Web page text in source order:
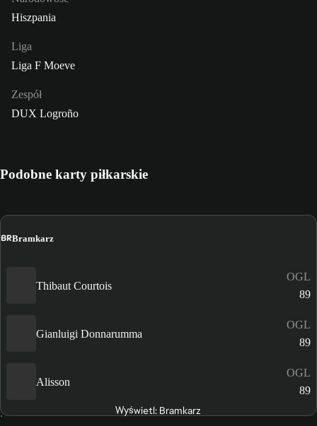
Hiszpania
Liga
Liga F Moeve
Zespół
DUX Logroño
Podobne karty piłkarskie
BRBramkarz
Thibaut Courtois
OGL
89
Gianluigi Donnarumma
OGL
89
Alisson
OGL
89
Wyświetl: Bramkarz